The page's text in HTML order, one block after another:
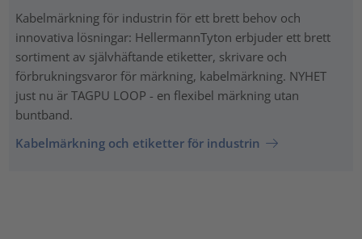
Kabelmärkning för industrin för ett brett behov och
innovativa lösningar: HellermannTyton erbjuder ett brett
sortiment av självhäftande etiketter, skrivare och
förbrukningsvaror för märkning, kabelmärkning. NYHET
just nu är TAGPU LOOP - en flexibel märkning utan
buntband.
Kabelmärkning och etiketter för industrin